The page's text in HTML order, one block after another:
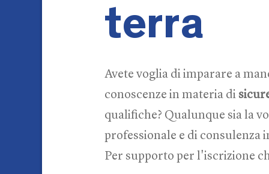
terra
Avete voglia di imparare a
conoscenze in materia di
qualifiche? Qualunque sia la
professionale e di consulenza
Per supporto per l'iscrizione